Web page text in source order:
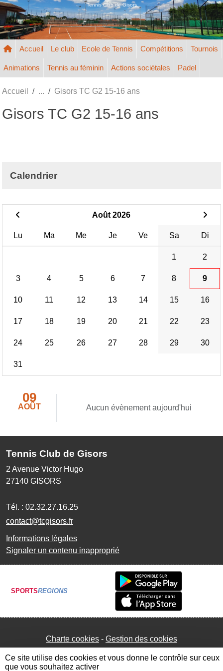
Tennis Club de Gisors
Accueil Le club Ecole de Tennis Compétitions Tournois
Animations Tennis au féminin Actions sociétales Padel
Accueil Gisors TC G2 15-16 ans
Gisors TC G2 15-16 ans
Calendrier
Août 2026
Lu Ma Me Je Ve Sa Di
1 2
3 4 5 6 7 8 9
10 11 12 13 14 15 16
17 18 19 20 21 22 23
24 25 26 27 28 29 30
31
09
AOÛT Aucun évènement aujourd'hui
Tennis Club de Gisors
2 Avenue Victor Hugo
27140 GISORS
Tél. : 02.32.27.16.25
contact@tcgisors.fr
Informations légales
Signaler un contenu inapproprié
SPORTSREGIONS
Charte cookies Gestion des cookies
Panneau de gestion des cookies
Ce site utilise des cookies et vous donne le contrôle sur ceux
que vous souhaitez activer